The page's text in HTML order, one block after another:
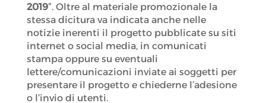
2019”. Oltre al materiale promozionale la
stessa dicitura va indicata anche nelle
notizie inerenti il progetto pubblicate su siti
internet o social media, in comunicati
stampa oppure su eventuali
lettere/comunicazioni inviate ai soggetti per
presentare il progetto e chiederne l’adesione
o l’invio di utenti.